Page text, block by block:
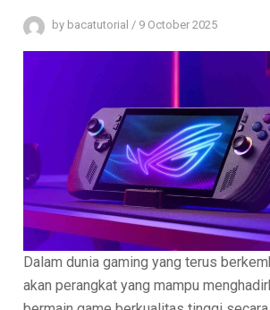
by bacatutorial / 9 October 2025
Dalam dunia gaming yang terus
akan perangkat yang mampu